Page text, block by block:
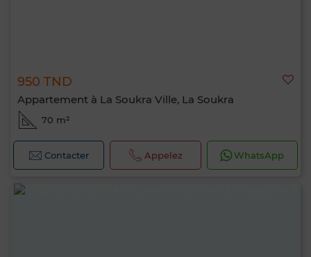
950 TND
Appartement à La Soukra Ville, La Soukra
70 m²
Contacter Appelez WhatsApp